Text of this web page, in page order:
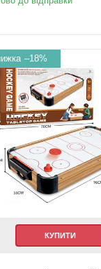
–18%
КУПИТИ